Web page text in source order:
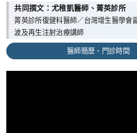
共同撰文：尤稚凱醫師、菁英診所
菁英診所復健科醫師／台灣增生醫學會
波及再生注射治療講師
醫師簡歷、門診時間